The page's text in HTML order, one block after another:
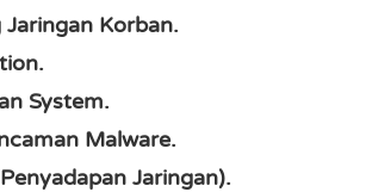
Jaringan Korban.
System.
Malware.
Jaringan).